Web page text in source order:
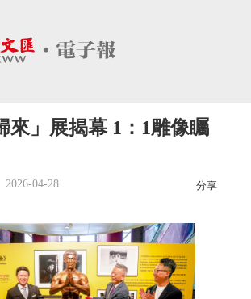
來」展揭幕 1：1雕像矚
2026-04-28 分享